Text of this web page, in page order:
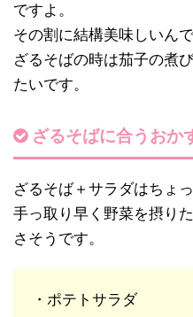
ですよ。
その割に結構美味しいんで
ざるそばの時は茄子の煮
たいです。
ざるそばに合うおか
ざるそば＋サラダはちょ
手っ取り早く野菜を摂り
さそうです。
・ポテトサラダ